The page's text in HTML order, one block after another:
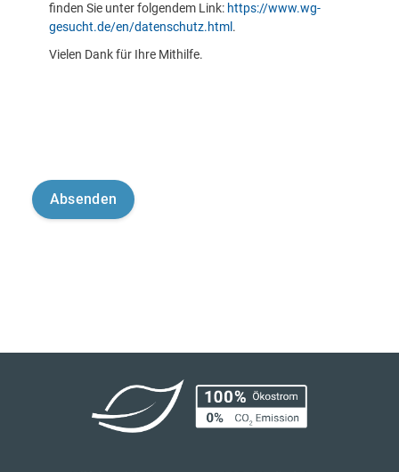
finden Sie unter folgendem Link: https://www.wg-
gesucht.de/en/datenschutz.html .
Vielen Dank für Ihre Mithilfe.